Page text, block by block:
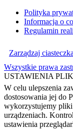
Polityka
Informacja o
Regulamin
Zarządzaj
Wszystkie prawa
USTAWIENIA
W celu ulepszenia
dostosowania jej do
wykorzystujemy pliki
urządzeniach.
ustawienia